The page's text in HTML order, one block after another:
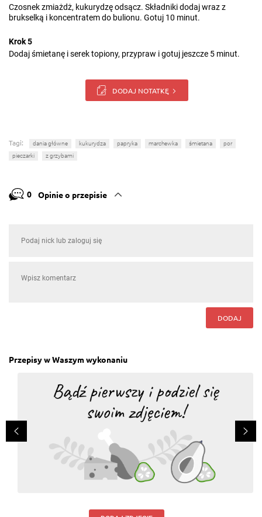
Czosnek zmiażdż, kukurydzę odsącz. Składniki dodaj wraz z
brukselką i koncentratem do bulionu. Gotuj 10 minut.
Krok 5
Dodaj śmietanę i serek topiony, przypraw i gotuj jeszcze 5 minut.
DODAJ NOTATKĘ
Tagi: dania główne kukurydza papryka marchewka śmietana
por
pieczarki
z grzybami
0 Opinie o przepisie
DODAJ
Przepisy w Waszym wykonaniu